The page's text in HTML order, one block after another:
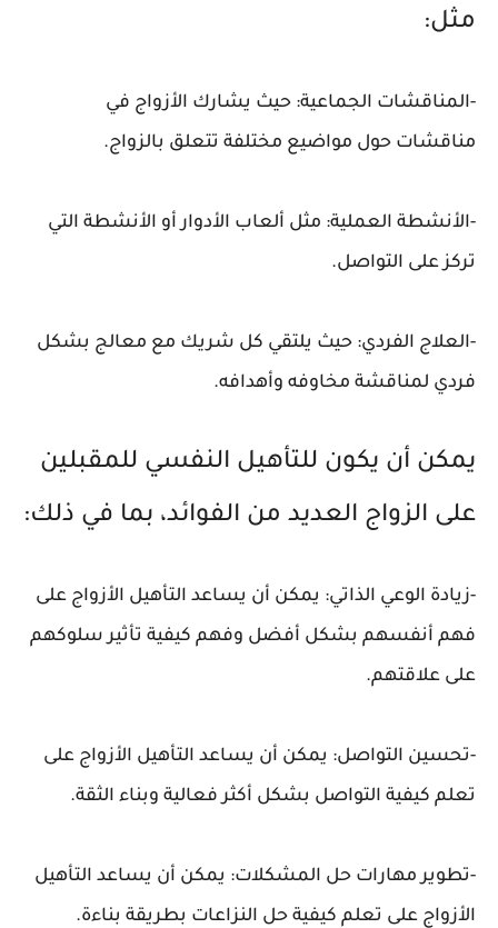
مثل:
-المناقشات الجماعية: حيث يشارك الأزواج في
مناقشات حول مواضيع مختلفة تتعلق بالزواج.
-الأنشطة العملية: مثل ألعاب الأدوار أو الأنشطة التي
تركز على التواصل.
-العلاج الفردي: حيث يلتقي كل شريك مع معالج بشكل
فردي لمناقشة مخاوفه وأهدافه.
يمكن أن يكون للتأهيل النفسي للمقبلين
على الزواج العديد من الفوائد، بما في ذلك:
-زيادة الوعي الذاتي: يمكن أن يساعد التأهيل الأزواج على
فهم أنفسهم بشكل أفضل وفهم كيفية تأثير سلوكهم
على علاقتهم.
-تحسين التواصل: يمكن أن يساعد التأهيل الأزواج على
تعلم كيفية التواصل بشكل أكثر فعالية وبناء الثقة.
-تطوير مهارات حل المشكلات: يمكن أن يساعد التأهيل
الأزواج على تعلم كيفية حل النزاعات بطريقة بناءة.